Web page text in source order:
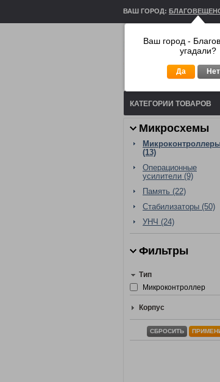
ВАШ ГОРОД:
КАТЕГОРИИ ТОВАРОВ
Микросхемы
(13)
Операционные
усилители (9)
Память (22)
Стабилизаторы (50)
УНЧ (24)
Фильтры
Тип
Микроконтроллер
Корпус
СБРОСИТЬ
Ваш город -
угадали?
Да Нет